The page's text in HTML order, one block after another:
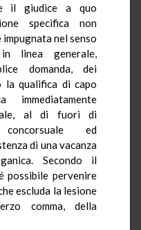
il giudice a quo
specifica non
nel senso
linea generale,
domanda, dei
la qualifica di capo
immediatamente
al di fuori di
ed
di una vacanza
Secondo il
possibile pervenire
escluda la lesione
comma, della